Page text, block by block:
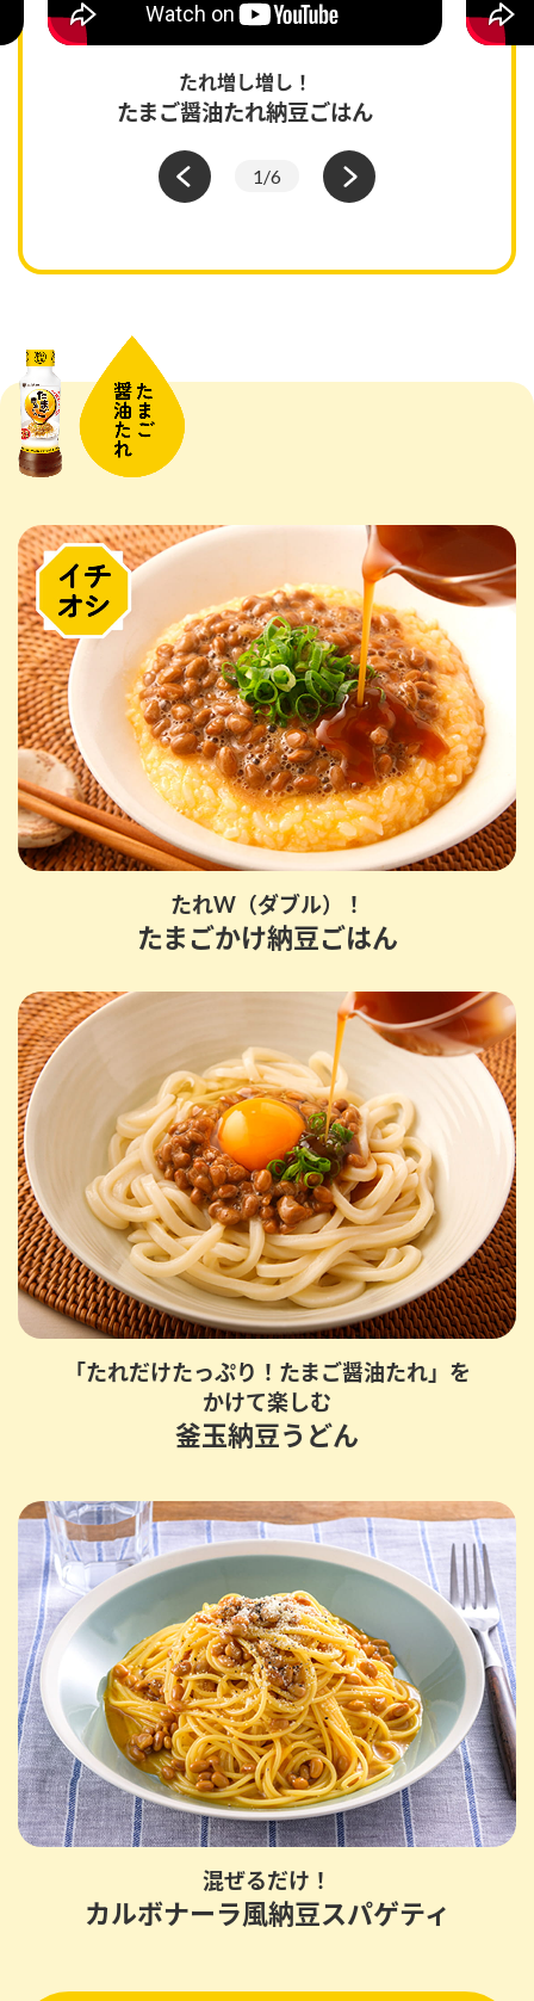
たれ増し増し！
たまご醤油たれ納豆ごはん
1/6
たれW（ダブル）！
たまごかけ納豆ごはん
「たれだけたっぷり！たまご醤油たれ」を
かけて楽しむ
釜玉納豆うどん
混ぜるだけ！
カルボナーラ風納豆スパゲティ